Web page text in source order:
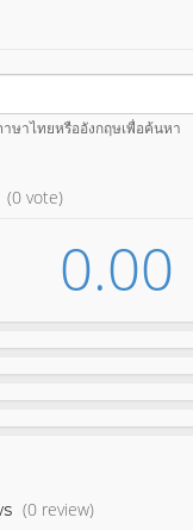
ษาไทยหรืออังกฤษเพื่อค้นหา
(0 vote)
0.00
(0 review)